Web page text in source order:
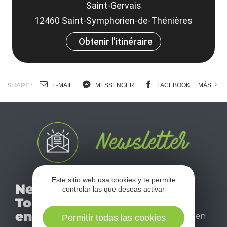
Saint-Gervais
12460 Saint-Symphorien-de-Thénières
Obtenir l'itinéraire
SHARE : E-MAIL MESSENGER FACEBOOK MÁS
Newsletter
Tourismo
en Aveyron
No se pierda nuestro
mensual newsletter y
déjese inspirar para
disfrutar de su estancia en
Este sitio web usa cookies y te permite
controlar las que deseas activar
Permitir todas las cookies